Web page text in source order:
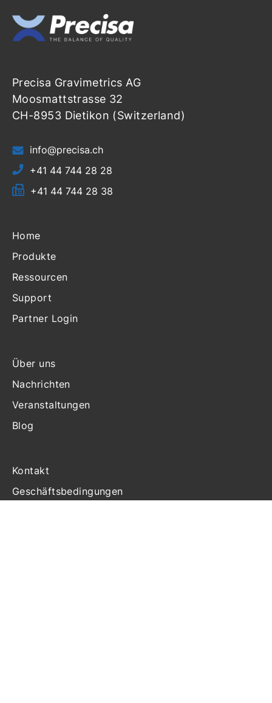
Precisa Gravimetrics AG
Moosmattstrasse 32
CH-8953 Dietikon (Switzerland)
info@precisa.ch
+41 44 744 28 28
+41 44 744 28 38
Home
Produkte
Ressourcen
Support
Partner Login
Über uns
Nachrichten
Veranstaltungen
Blog
Kontakt
Geschäftsbedingungen